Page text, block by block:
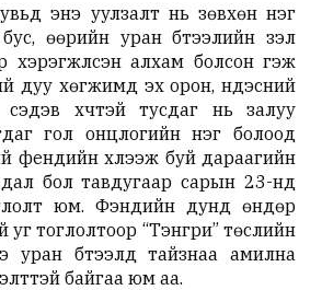
энэ уулзалт нь зөвхөн нэг
өөрийн уран бүтээлийн үзэл
хэрэгжүүлсэн алхам болсон гэж
дуу хөгжимд эх орон, үндэсний
сэдэв хүчтэй тусдаг нь залуу
гол онцлогийн нэг болоод
фенүүдийн хүлээж буй дараагийн
бол тавдугаар сарын 23-нд
юм. Фэнүүдийн дунд өндөр
уг тоглолтоор “Тэнгри” төслийн
уран бүтээлүүд тайзнаа амилна
байгаа юм аа.